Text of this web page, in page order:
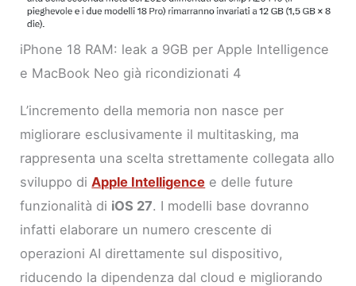
iPhone 18 RAM: leak a 9GB per Apple Intelligence
e MacBook Neo già ricondizionati 4
L’incremento della memoria non nasce per
migliorare esclusivamente il multitasking, ma
rappresenta una scelta strettamente collegata allo
sviluppo diApple Intelligence e delle future
funzionalità di iOS 27. I modelli base dovranno
infatti elaborare un numero crescente di
operazioni AI direttamente sul dispositivo,
riducendo la dipendenza dal cloud e migliorando